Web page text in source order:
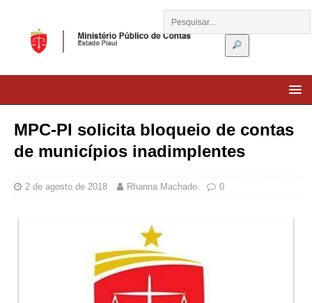
MPC-PI solicita bloqueio de contas
de municípios inadimplentes
2 de agosto de 2018 Rhanna Machado 0